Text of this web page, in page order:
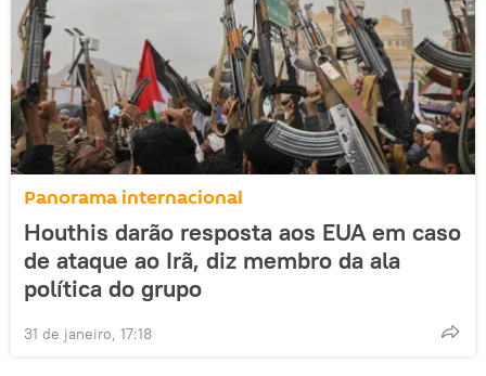
Panorama internacional
Houthis darão resposta aos EUA em caso
de ataque ao Irã, diz membro da ala
política do grupo
31 de janeiro, 17:18